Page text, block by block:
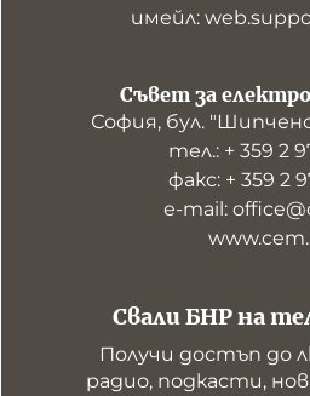
имейл:
Свали БНР на
Получи достъп до
радио, подкасти,
Съвет за
София, бул.
тел.: + 359 2
факс: + 359 2
е-mail: